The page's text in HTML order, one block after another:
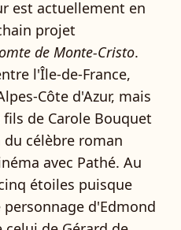
est actuellement en
projet
de Monte-Cristo.
l'Île-de-France,
Côte d'Azur, mais
de Carole Bouquet
célèbre roman
avec Pathé. Au
étoiles puisque
d'Edmond